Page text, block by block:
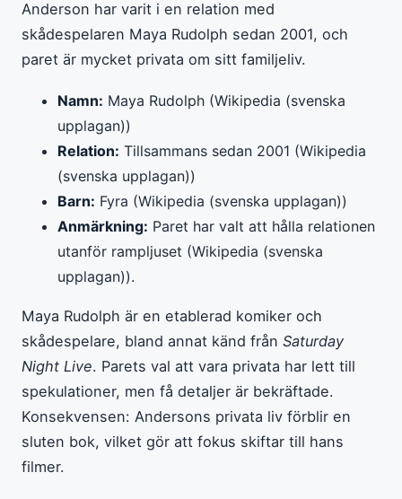
Anderson har varit i en relation med
skådespelaren Maya Rudolph sedan 2001, och
paret är mycket privata om sitt familjeliv.
Namn: Maya Rudolph (Wikipedia (svenska
upplagan))
Relation: Tillsammans sedan 2001 (Wikipedia
(svenska upplagan))
Barn: Fyra (Wikipedia (svenska upplagan))
Anmärkning: Paret har valt att hålla relationen
utanför rampljuset (Wikipedia (svenska
upplagan)).
Maya Rudolph är en etablerad komiker och
skådespelare, bland annat känd från Saturday
Night Live. Parets val att vara privata har lett till
spekulationer, men få detaljer är bekräftade.
Konsekvensen: Andersons privata liv förblir en
sluten bok, vilket gör att fokus skiftar till hans
filmer.